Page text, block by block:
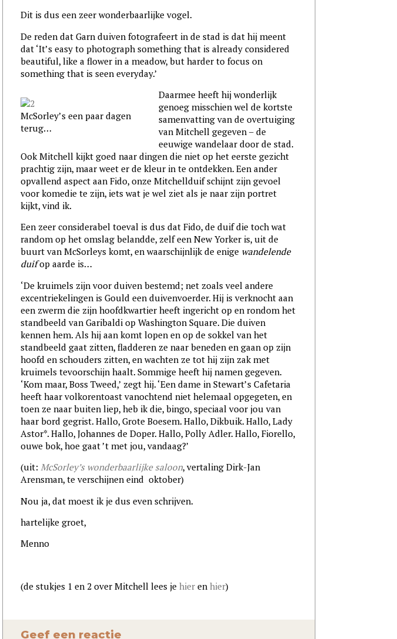
Dit is dus een zeer wonderbaarlijke vogel.
De reden dat Garn duiven fotografeert in de stad is dat hij meent
dat ‘It’s easy to photograph something that is already considered
beautiful, like a flower in a meadow, but harder to focus on
something that is seen everyday.’
McSorley’s een paar dagen
terug…
Daarmee heeft hij wonderlijk
genoeg misschien wel de kortste
samenvatting van de overtuiging
van Mitchell gegeven – de
eeuwige wandelaar door de stad.
Ook Mitchell kijkt goed naar dingen die niet op het eerste gezicht
prachtig zijn, maar weet er de kleur in te ontdekken. Een ander
opvallend aspect aan Fido, onze Mitchellduif schijnt zijn gevoel
voor komedie te zijn, iets wat je wel ziet als je naar zijn portret
kijkt, vind ik.
Een zeer considerabel toeval is dus dat Fido, de duif die toch wat
random op het omslag belandde, zelf een New Yorker is, uit de
buurt van McSorleys komt, en waarschijnlijk de enige wandelende
duifop aarde is…
‘De kruimels zijn voor duiven bestemd; net zoals veel andere
excentriekelingen is Gould een duivenvoerder. Hij is verknocht aan
een zwerm die zijn hoofdkwartier heeft ingericht op en rondom het
standbeeld van Garibaldi op Washington Square. Die duiven
kennen hem. Als hij aan komt lopen en op de sokkel van het
standbeeld gaat zitten, fladderen ze naar beneden en gaan op zijn
hoofd en schouders zitten, en wachten ze tot hij zijn zak met
kruimels tevoorschijn haalt. Sommige heeft hij namen gegeven.
‘Kom maar, Boss Tweed,’ zegt hij. ‘Een dame in Stewart’s Cafetaria
heeft haar volkorentoast vanochtend niet helemaal opgegeten, en
toen ze naar buiten liep, heb ik die, bingo, speciaal voor jou van
haar bord gegrist. Hallo, Grote Boesem. Hallo, Dikbuik. Hallo, Lady
Astor*. Hallo, Johannes de Doper. Hallo, Polly Adler. Hallo, Fiorello,
ouwe bok, hoe gaat ’t met jou, vandaag?’
(uit: McSorley’s wonderbaarlijke saloon, vertaling Dirk-Jan
Arensman, te verschijnen eind oktober)
Nou ja, dat moest ik je dus even schrijven.
hartelijke groet,
Menno
(de stukjes 1 en 2 over Mitchell lees je hier en hier)
Geef een reactie